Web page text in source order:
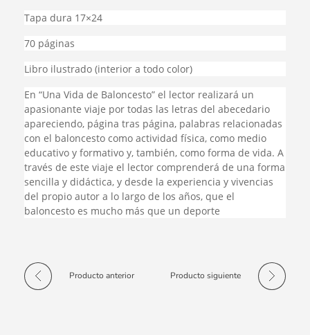
Tapa dura 17×24
70 páginas
Libro ilustrado (interior a todo color)
En “Una Vida de Baloncesto” el lector realizará un
apasionante viaje por todas las letras del abecedario
apareciendo, página tras página, palabras relacionadas
con el baloncesto como actividad física, como medio
educativo y formativo y, también, como forma de vida. A
través de este viaje el lector comprenderá de una forma
sencilla y didáctica, y desde la experiencia y vivencias
del propio autor a lo largo de los años, que el
baloncesto es mucho más que un deporte
Producto anterior Producto siguiente